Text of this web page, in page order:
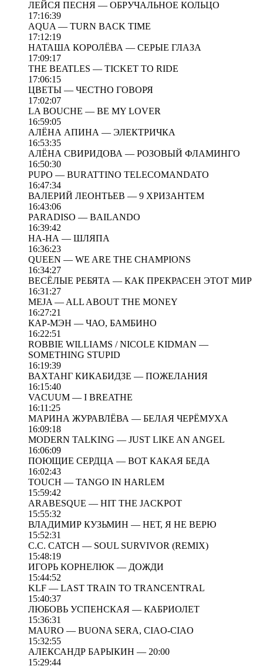
ЛЕЙСЯ ПЕСНЯ — ОБРУЧАЛЬНОЕ КОЛЬЦО
17:16:39
AQUA — TURN BACK TIME
17:12:19
НАТАША КОРОЛЁВА — СЕРЫЕ ГЛАЗА
17:09:17
THE BEATLES — TICKET TO RIDE
17:06:15
ЦВЕТЫ — ЧЕСТНО ГОВОРЯ
17:02:07
LA BOUCHE — BE MY LOVER
16:59:05
АЛЁНА АПИНА — ЭЛЕКТРИЧКА
16:53:35
АЛЁНА СВИРИДОВА — РОЗОВЫЙ ФЛАМИНГО
16:50:30
PUPO — BURATTINO TELECOMANDATO
16:47:34
ВАЛЕРИЙ ЛЕОНТЬЕВ — 9 ХРИЗАНТЕМ
16:43:06
PARADISO — BAILANDO
16:39:42
НА-НА — ШЛЯПА
16:36:23
QUEEN — WE ARE THE CHAMPIONS
16:34:27
ВЕСЁЛЫЕ РЕБЯТА — КАК ПРЕКРАСЕН ЭТОТ МИР
16:31:27
MEJA — ALL ABOUT THE MONEY
16:27:21
КАР-МЭН — ЧАО, БАМБИНО
16:22:51
ROBBIE WILLIAMS / NICOLE KIDMAN —
SOMETHING STUPID
16:19:39
ВАХТАНГ КИКАБИДЗЕ — ПОЖЕЛАНИЯ
16:15:40
VACUUM — I BREATHE
16:11:25
МАРИНА ЖУРАВЛЁВА — БЕЛАЯ ЧЕРЁМУХА
16:09:18
MODERN TALKING — JUST LIKE AN ANGEL
16:06:09
ПОЮЩИЕ СЕРДЦА — ВОТ КАКАЯ БЕДА
16:02:43
TOUCH — TANGO IN HARLEM
15:59:42
ARABESQUE — HIT THE JACKPOT
15:55:32
ВЛАДИМИР КУЗЬМИН — НЕТ, Я НЕ ВЕРЮ
15:52:31
C.C. CATCH — SOUL SURVIVOR (REMIX)
15:48:19
ИГОРЬ КОРНЕЛЮК — ДОЖДИ
15:44:52
KLF — LAST TRAIN TO TRANCENTRAL
15:40:37
ЛЮБОВЬ УСПЕНСКАЯ — КАБРИОЛЕТ
15:36:31
MAURO — BUONA SERA, CIAO-CIAO
15:32:55
АЛЕКСАНДР БАРЫКИН — 20:00
15:29:44